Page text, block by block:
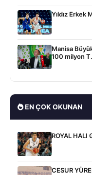
Yıldız Erkek
Manisa
100 milyon
EN ÇOK OKUNAN
ROYAL HALI
CESUR